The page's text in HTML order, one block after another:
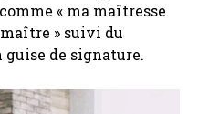
« ma maîtresse
maître » suivi du
de signature.